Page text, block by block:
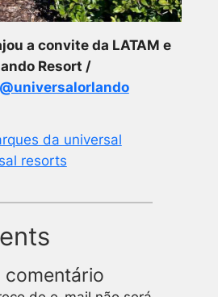
a convite da LATAM e
Resort /
@universalorlando
da universal
resorts
comentário